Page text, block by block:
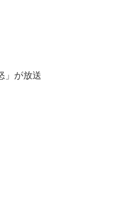
」が放送